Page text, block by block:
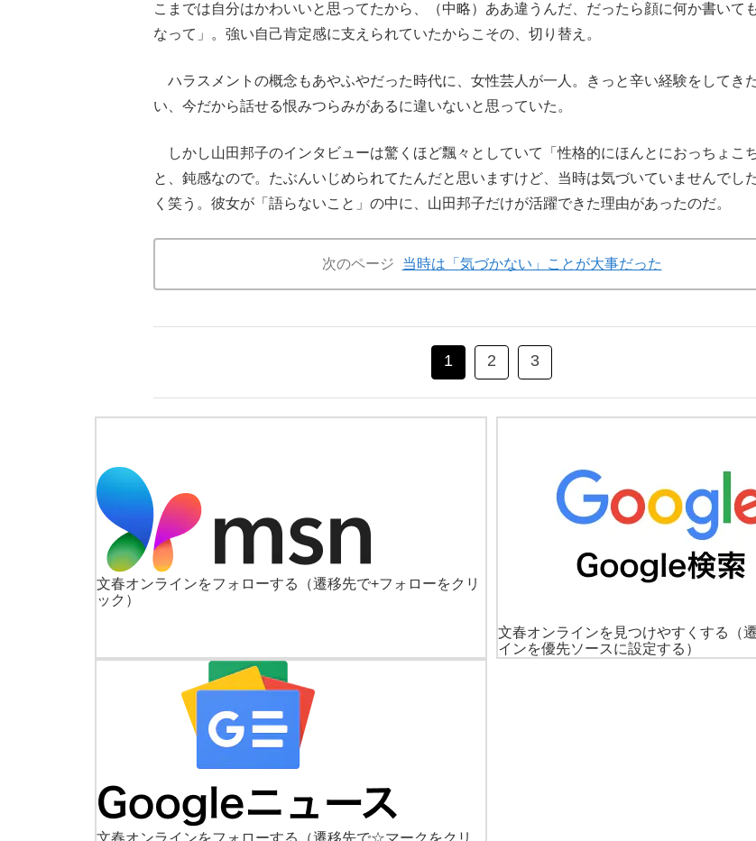
こまでは自分はかわいいと思ってたから、（中略）ああ違うんだ、だったら顔に何か書いて
なって」。強い自己肯定感に支えられていたからこその、切り替え。
ハラスメントの概念もあやふやだった時代に、女性芸人が一人。きっと辛い経験をしてき
い、今だから話せる恨みつらみがあるに違いないと思っていた。
しかし山田邦子のインタビューは驚くほど飄々としていて「性格的にほんとにおっちょこ
と、鈍感なので。たぶんいじめられてたんだと思いますけど、当時は気づいていませんでし
く笑う。彼女が「語らないこと」の中に、山田邦子だけが活躍できた理由があったのだ。
次のページ 当時は「気づかない」ことが大事だった
1 2 3
文春オンラインをフォローする
（遷移先で+フォローをクリ
ック）
文春オンラインを見つけやすくする
（
インを優先ソースに設定する）
文春オンラインをフォローする （遷移先で☆マークをクリ